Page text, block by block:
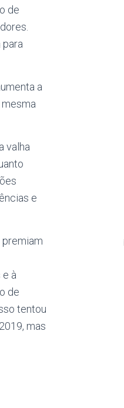
de
a
valha
e
à
de
tentou
mas